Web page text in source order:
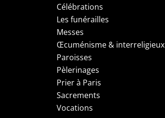
Célébrations
Les funérailles
Messes
Œcuménisme & interreligieux
Paroisses
Pèlerinages
Prier à Paris
Sacrements
Vocations